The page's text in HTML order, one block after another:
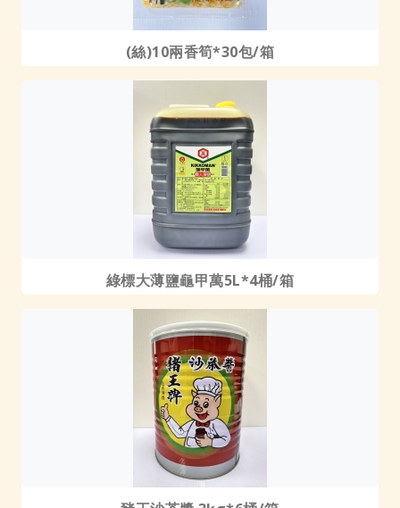
(絲)10兩香筍*30包/箱
綠標大薄鹽龜甲萬5L*4桶/箱